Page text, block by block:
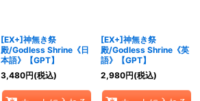
[EX+]神無き祭
殿/Godless Shrine《日
本語》【GPT】
3,480円(税込)
[EX+]神無き祭
殿/Godless Shrine《英
語》【GPT】
2,980円(税込)